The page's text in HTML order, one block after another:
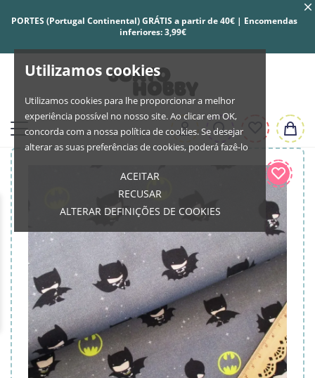
Utilizamos cookies
Utilizamos cookies para lhe proporcionar a melhor
experiência possível no nosso site. Ao clicar em OK,
concorda com a nossa política de cookies. Se desejar
alterar as suas preferências de cookies, poderá fazê-lo
ACEITAR
RECUSAR
ALTERAR DEFINIÇÕES DE COOKIES
PORTES (Portugal Continental) GRÁTIS a partir de 40€ | Encomendas
inferiores: 3,99€